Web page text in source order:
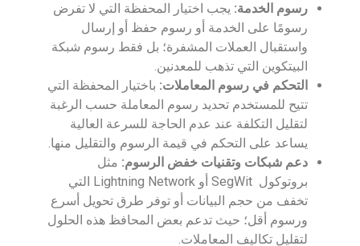
رسوم الخدمة: يجب اختيار المحفظة التي لا تفرض
رسومًا على الخدمة أو رسوم حفظ أو إرسال
واستقبال العملات المشفرة؛ بل فقط رسوم شبكة
البيتكوين التي تذهب للمعدنين.
التحكم في رسوم المعاملات: باختيار المحفظة التي
تتيح للمستخدم تحديد رسوم المعاملة حسب الرغبة
لتقليل التكلفة عند عدم الحاجة للسرعة العالية
يساعد على التحكم في قيمة الرسوم والتقليل منها.
دعم شبكات وتقنيات خفض الرسوم: مثل
بروتوكول SegWit أو Lightning Network التي
تخفف من حجم البيانات أو توفر طرق تحويل أسرع
ورسوم أقل؛ حيث تدعم بعض المحافظ هذه الحلول
لتقليل تكاليف المعاملات.